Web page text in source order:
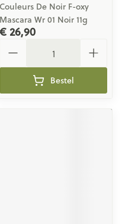
Couleurs De Noir F-oxy
Mascara Wr 01 Noir 11g
€ 26,90
Bestel